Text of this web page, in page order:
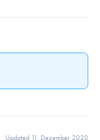
Updated 11. Dezember 2020